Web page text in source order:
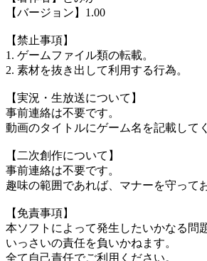
【バージョン】1.00
【禁止事項】
1. ゲームファイル類の転載。
2. 素材を抜き出して利用する行為。
【実況・生放送について】
事前連絡は不要です。
動画のタイトルにゲーム名を記載して
【二次創作について】
事前連絡は不要です。
趣味の範囲であれば、マナーを守って
【免責事項】
本ソフトによって発生したいかなる問
いっさいの責任を負いかねます。
全て自己責任でご利用ください。